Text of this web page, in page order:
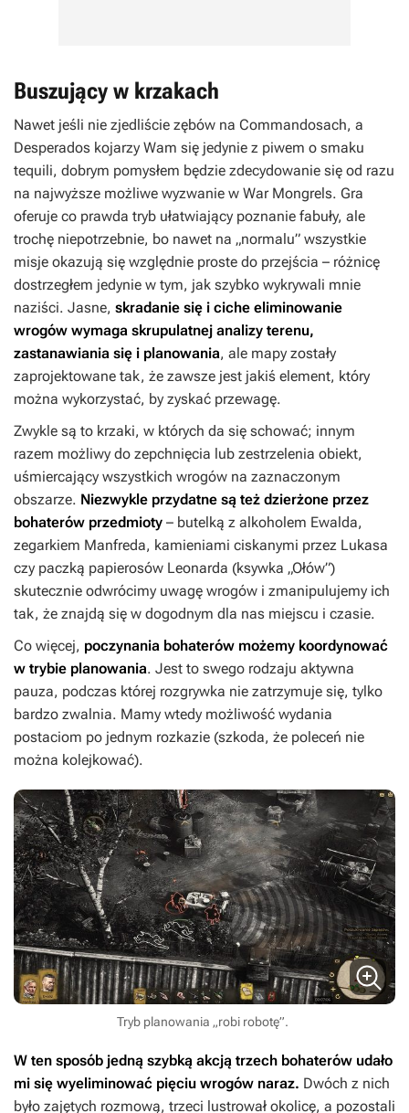
Buszujący w krzakach
Nawet jeśli nie zjedliście zębów na Commandosach, a
Desperados kojarzy Wam się jedynie z piwem o smaku
tequili, dobrym pomysłem będzie zdecydowanie się od razu
na najwyższe możliwe wyzwanie w War Mongrels. Gra
oferuje co prawda tryb ułatwiający poznanie fabuły, ale
trochę niepotrzebnie, bo nawet na „normalu” wszystkie
misje okazują się względnie proste do przejścia – różnicę
dostrzegłem jedynie w tym, jak szybko wykrywali mnie
naziści. Jasne, skradanie się i ciche eliminowanie
wrogów wymaga skrupulatnej analizy terenu,
zastanawiania się i planowania, ale mapy zostały
zaprojektowane tak, że zawsze jest jakiś element, który
można wykorzystać, by zyskać przewagę.
Zwykle są to krzaki, w których da się schować; innym
razem możliwy do zepchnięcia lub zestrzelenia obiekt,
uśmiercający wszystkich wrogów na zaznaczonym
obszarze. Niezwykle przydatne są też dzierżone przez
bohaterów przedmioty – butelką z alkoholem Ewalda,
zegarkiem Manfreda, kamieniami ciskanymi przez Lukasa
czy paczką papierosów Leonarda (ksywka „Ołów”)
skutecznie odwrócimy uwagę wrogów i zmanipulujemy ich
tak, że znajdą się w dogodnym dla nas miejscu i czasie.
Co więcej, poczynania bohaterów możemy koordynować
w trybie planowania. Jest to swego rodzaju aktywna
pauza, podczas której rozgrywka nie zatrzymuje się, tylko
bardzo zwalnia. Mamy wtedy możliwość wydania
postaciom po jednym rozkazie (szkoda, że poleceń nie
można kolejkować).
Tryb planowania „robi robotę”.
W ten sposób jedną szybką akcją trzech bohaterów udało
mi się wyeliminować pięciu wrogów naraz. Dwóch z nich
było zajętych rozmową, trzeci lustrował okolicę, a pozostali